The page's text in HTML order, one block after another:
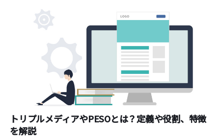
トリプルメディアやPESOとは？定義や役割、特徴
を解説